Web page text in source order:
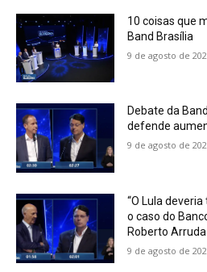
10 coisas que
Band Brasília
9 de agosto de
Debate da
defende
9 de agosto de
“O Lula
o caso do
Roberto Arruda
9 de agosto de